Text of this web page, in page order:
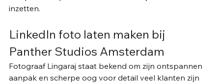
inzetten.
LinkedIn foto laten maken bij
Panther Studios Amsterdam
Fotograaf Lingaraj staat bekend om zijn ontspannen
aanpak en scherpe oog voor detail veel klanten zijn